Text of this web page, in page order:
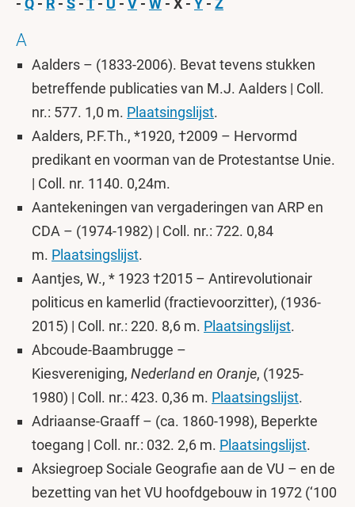
- Q - R - S -T- U - V - W - X - Y - Z
A
Aalders – (1833-2006). Bevat tevens stukken
betreffende publicaties van M.J. Aalders | Coll.
nr.: 577. 1,0 m. Plaatsingslijst.
Aalders, P.F.Th., *1920, †2009 – Hervormd
predikant en voorman van de Protestantse Unie.
| Coll. nr. 1140. 0,24m.
Aantekeningen van vergaderingen van ARP en
CDA – (1974-1982) | Coll. nr.: 722. 0,84
m. Plaatsingslijst.
Aantjes, W., * 1923 †2015 – Antirevolutionair
politicus en kamerlid (fractievoorzitter), (1936-
2015) | Coll. nr.: 220. 8,6 m. Plaatsingslijst.
Abcoude-Baambrugge –
Kiesvereniging, Nederland en Oranje, (1925-
1980) | Coll. nr.: 423. 0,36 m. Plaatsingslijst.
Adriaanse-Graaff – (ca. 1860-1998), Beperkte
toegang | Coll. nr.: 032. 2,6 m. Plaatsingslijst.
Aksiegroep Sociale Geografie aan de VU – en de
bezetting van het VU hoofdgebouw in 1972 (‘100